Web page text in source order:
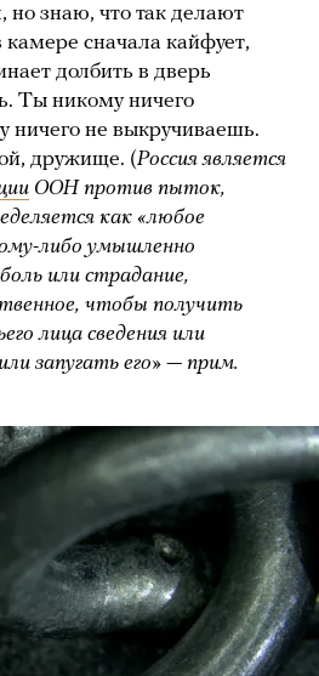
но знаю, что так делают
сначала кайфует,
долбить в дверь
Ты никому ничего
ничего не выкручиваешь.
дружище. (Россия является
ООН против пыток,
как «любое
либо умышленно
или страдание,
чтобы получить
лица сведения или
запугать его» — прим.